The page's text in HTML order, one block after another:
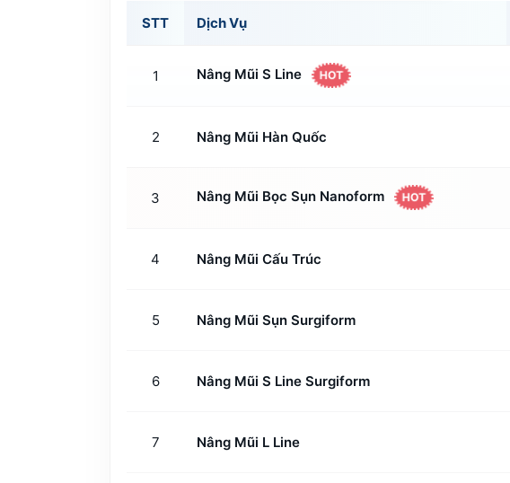
STT Dịch Vụ
1 Nâng Mũi S Line HOT
2 Nâng Mũi Hàn Quốc
3 Nâng Mũi Bọc Sụn Nanoform HOT
4 Nâng Mũi Cấu Trúc
5 Nâng Mũi Sụn Surgiform
6 Nâng Mũi S Line Surgiform
7 Nâng Mũi L Line